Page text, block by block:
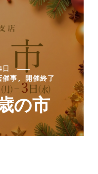
催事 開催終了
の市